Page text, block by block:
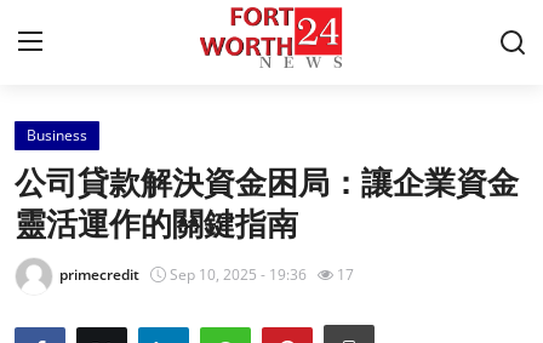
Home
Press Release
Contact
Privacy Policy
Business
公司貸款解決資金困局：讓企業資金
靈活運作的關鍵指南
primecredit Sep 10, 2025 - 19:36 17